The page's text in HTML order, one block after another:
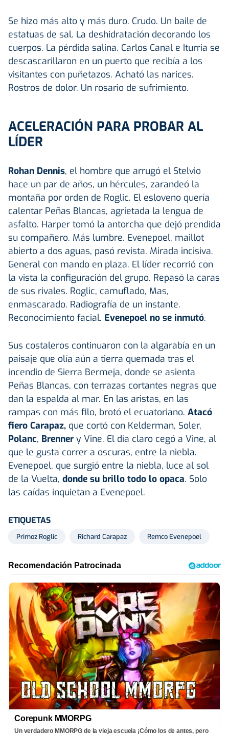
Se hizo más alto y más duro. Crudo. Un baile de
estatuas de sal. La deshidratación decorando los
cuerpos. La pérdida salina. Carlos Canal e Iturria se
descascarillaron en un puerto que recibía a los
visitantes con puñetazos. Acható las narices.
Rostros de dolor. Un rosario de sufrimiento.
ACELERACIÓN PARA PROBAR AL
LÍDER
Rohan Dennis, el hombre que arrugó el Stelvio
hace un par de años, un hércules, zarandeó la
montaña por orden de Roglic. El esloveno quería
calentar Peñas Blancas, agrietada la lengua de
asfalto. Harper tomó la antorcha que dejó prendida
su compañero. Más lumbre. Evenepoel, maillot
abierto a dos aguas, pasó revista. Mirada incisiva.
General con mando en plaza. El líder recorrió con
la vista la configuración del grupo. Repasó la caras
de sus rivales. Roglic, camuflado, Mas,
enmascarado. Radiografía de un instante.
Reconocimiento facial. Evenepoel no se inmutó.
Sus costaleros continuaron con la algarabía en un
paisaje que olía aún a tierra quemada tras el
incendio de Sierra Bermeja, donde se asienta
Peñas Blancas, con terrazas cortantes negras que
dan la espalda al mar. En las aristas, en las
rampas con más filo, brotó el ecuatoriano. Atacó
fiero Carapaz, que cortó con Kelderman, Soler,
Polanc, Brenner y Vine. El día claro cegó a Vine, al
que le gusta correr a oscuras, entre la niebla.
Evenepoel, que surgió entre la niebla, luce al sol
de la Vuelta, donde su brillo todo lo opaca. Solo
las caídas inquietan a Evenepoel.
ETIQUETAS
Primoz Roglic Richard Carapaz Remco Evenepoel
Corepunk MMORPG
Un verdadero MMORPG de la vieja escuela ¡Cómo los de antes, pero